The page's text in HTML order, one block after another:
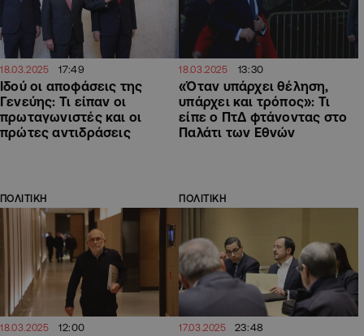
18.03.2025 17:49
Ιδού οι αποφάσεις της
Γενεύης: Τι είπαν οι
πρωταγωνιστές και οι
πρώτες αντιδράσεις
18.03.2025 13:30
«Όταν υπάρχει θέληση,
υπάρχει και τρόπος»: Τι
είπε ο ΠτΔ φτάνοντας στο
Παλάτι των Εθνών
ΠΟΛΙΤΙΚΗ
18.03.2025 12:00
ΠΟΛΙΤΙΚΗ
17.03.2025 23:48